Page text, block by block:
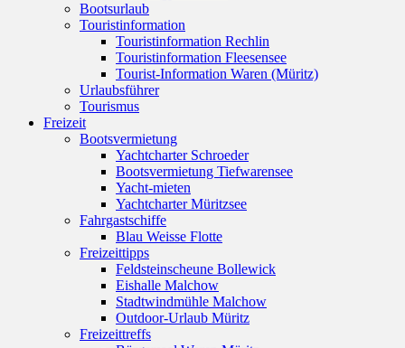
Bootsurlaub
Touristinformation
Touristinformation Rechlin
Touristinformation Fleesensee
Tourist-Information Waren (Müritz)
Urlaubsführer
Tourismus
Freizeit
Bootsvermietung
Yachtcharter Schroeder
Bootsvermietung Tiefwarensee
Yacht-mieten
Yachtcharter Müritzsee
Fahrgastschiffe
Blau Weisse Flotte
Freizeittipps
Feldsteinscheune Bollewick
Eishalle Malchow
Stadtwindmühle Malchow
Outdoor-Urlaub Müritz
Freizeittreffs